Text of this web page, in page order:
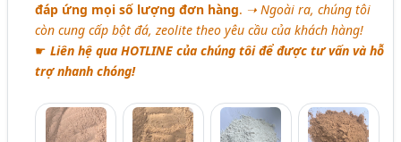
đáp ứng mọi số lượng đơn hàng. ➝ Ngoài ra, chúng tôi
còn cung cấp bột đá, zeolite theo yêu cầu của khách hàng!
☛Liên hệ qua HOTLINE của chúng tôi để được tư vấn và hỗ
trợ nhanh chóng!